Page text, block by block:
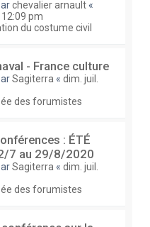
chevalier arnault «
pm
du costume civil
- France culture
Sagiterra « dim. juil.
des forumistes
: ÉTÉ
2/7 au 29/8/2020
Sagiterra « dim. juil.
des forumistes